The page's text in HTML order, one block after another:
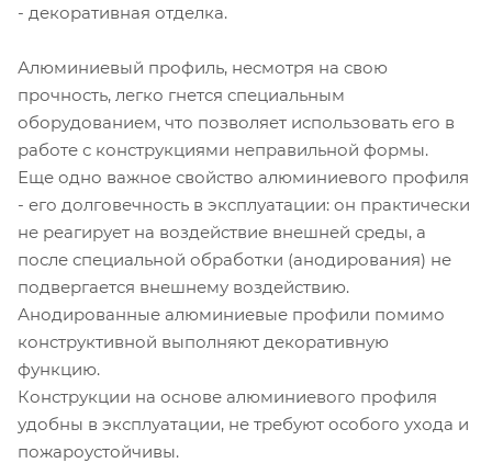
- декоративная отделка.
Алюминиевый профиль, несмотря на свою
прочность, легко гнется специальным
оборудованием, что позволяет использовать его в
работе с конструкциями неправильной формы.
Еще одно важное свойство алюминиевого профиля
- его долговечность в эксплуатации: он практически
не реагирует на воздействие внешней среды, а
после специальной обработки (анодирования) не
подвергается внешнему воздействию.
Анодированные алюминиевые профили помимо
конструктивной выполняют декоративную
функцию.
Конструкции на основе алюминиевого профиля
удобны в эксплуатации, не требуют особого ухода и
пожароустойчивы.